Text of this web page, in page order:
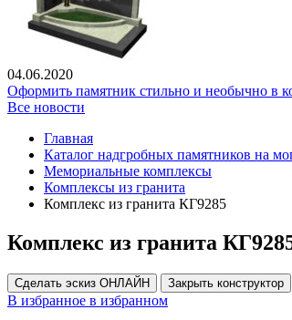
04.06.2020
Оформить памятник стильно и необычно в
Все новости
Главная
Каталог надгробных памятников на
Мемориальные комплексы
Комплексы из гранита
Комплекс из гранита КГ9285
Комплекс из гранита
Сделать эскиз ОНЛАЙН Закрыть конструктор
В избранное в избранном